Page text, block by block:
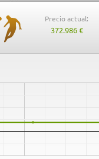
Precio actual:
372.986 €